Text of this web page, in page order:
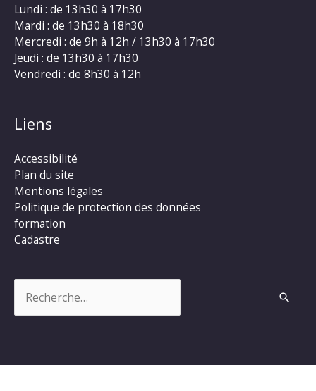
Lundi : de 13h30 à 17h30
Mardi : de 13h30 à 18h30
Mercredi : de 9h à 12h / 13h30 à 17h30
Jeudi : de 13h30 à 17h30
Vendredi : de 8h30 à 12h
Liens
Accessibilité
Plan du site
Mentions légales
Politique de protection des données
formation
Cadastre